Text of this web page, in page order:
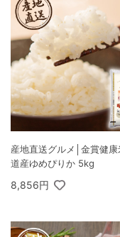
産地直送グルメ│金賞健
道産ゆめぴりか 5kg
8,856円